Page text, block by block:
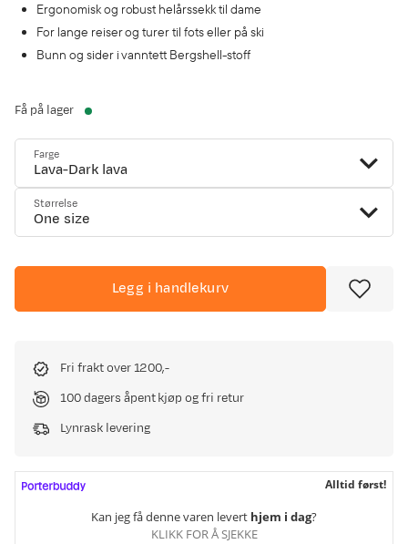
Ergonomisk og robust helårssekk til dame
For lange reiser og turer til fots eller på ski
Bunn og sider i vanntett Bergshell-stoff
Få på lager
Farge
Lava-Dark lava
Størrelse
One size
Legg i handlekurv
Fri frakt over 1200,-
100 dagers åpent kjøp og fri retur
Lynrask levering
Alltid først!
Kan jeg få denne varen levert hjem i dag?
KLIKK FOR Å SJEKKE